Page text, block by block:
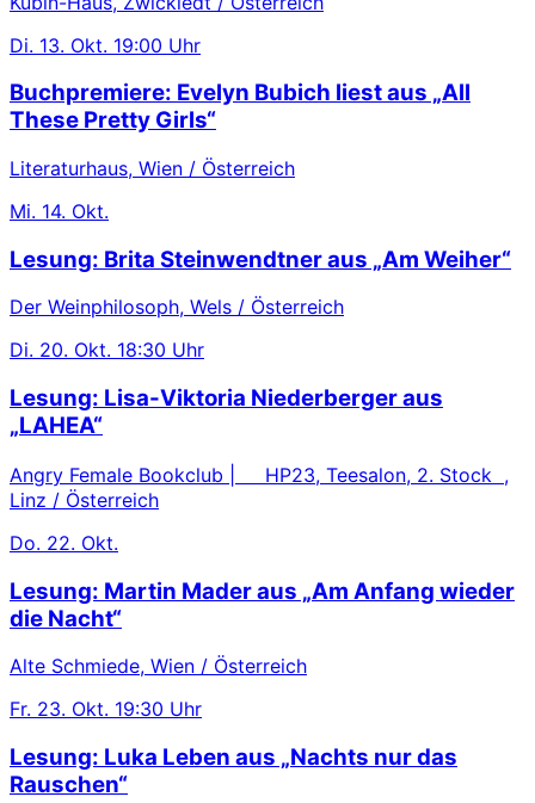
Di. 13. Okt. 19:00 Uhr
Buchpremiere: Evelyn Bubich liest aus „All
These Pretty Girls“
Literaturhaus, Wien / Österreich
Mi. 14. Okt.
Lesung: Brita Steinwendtner aus „Am Weiher“
Der Weinphilosoph, Wels / Österreich
Di. 20. Okt. 18:30 Uhr
Lesung: Lisa-Viktoria Niederberger aus
„LAHEA“
Angry Female Bookclub | HP23, Teesalon, 2. Stock ,
Linz / Österreich
Do. 22. Okt.
Lesung: Martin Mader aus „Am Anfang wieder
die Nacht“
Alte Schmiede, Wien / Österreich
Fr. 23. Okt. 19:30 Uhr
Lesung: Luka Leben aus „Nachts nur das
Rauschen“